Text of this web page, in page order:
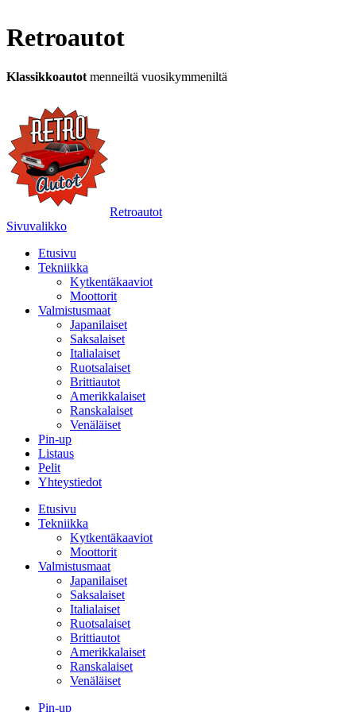
Retroautot
Klassikkoautot menneiltä vuosikymmeniltä
Retroautot
Sivuvalikko
Etusivu
Tekniikka
Kytkentäkaaviot
Moottorit
Valmistusmaat
Japanilaiset
Saksalaiset
Italialaiset
Ruotsalaiset
Brittiautot
Amerikkalaiset
Ranskalaiset
Venäläiset
Pin-up
Listaus
Pelit
Yhteystiedot
Etusivu
Tekniikka
Kytkentäkaaviot
Moottorit
Valmistusmaat
Japanilaiset
Saksalaiset
Italialaiset
Ruotsalaiset
Brittiautot
Amerikkalaiset
Ranskalaiset
Venäläiset
Pin-up